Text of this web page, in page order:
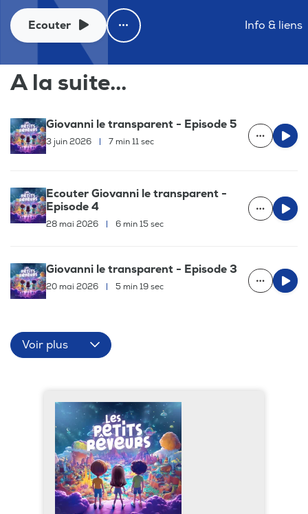
Ecouter Info & liens
A la suite...
Giovanni le transparent - Episode 5
3 juin 2026 | 7 min 11 sec
Ecouter Giovanni le transparent -
Episode 4
28 mai 2026 | 6 min 15 sec
Giovanni le transparent - Episode 3
20 mai 2026 | 5 min 19 sec
Voir plus